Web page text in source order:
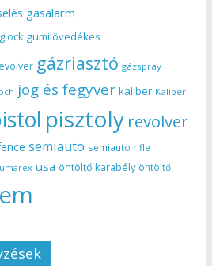
gasalarm
glock gumilövedékes
gázriasztó gázspray
jog és fegyver kaliber Kaliber
pisztoly revolver
semiauto semiauto rifle
umarex usa öntöltő karabély öntöltő